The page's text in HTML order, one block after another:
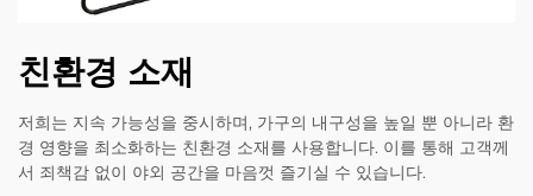
친환경 소재
저희는 지속 가능성을 중시하며, 가구의 내구성을 높일 뿐 아니라 환
경 영향을 최소화하는 친환경 소재를 사용합니다. 이를 통해 고객께
서 죄책감 없이 야외 공간을 마음껏 즐기실 수 있습니다.